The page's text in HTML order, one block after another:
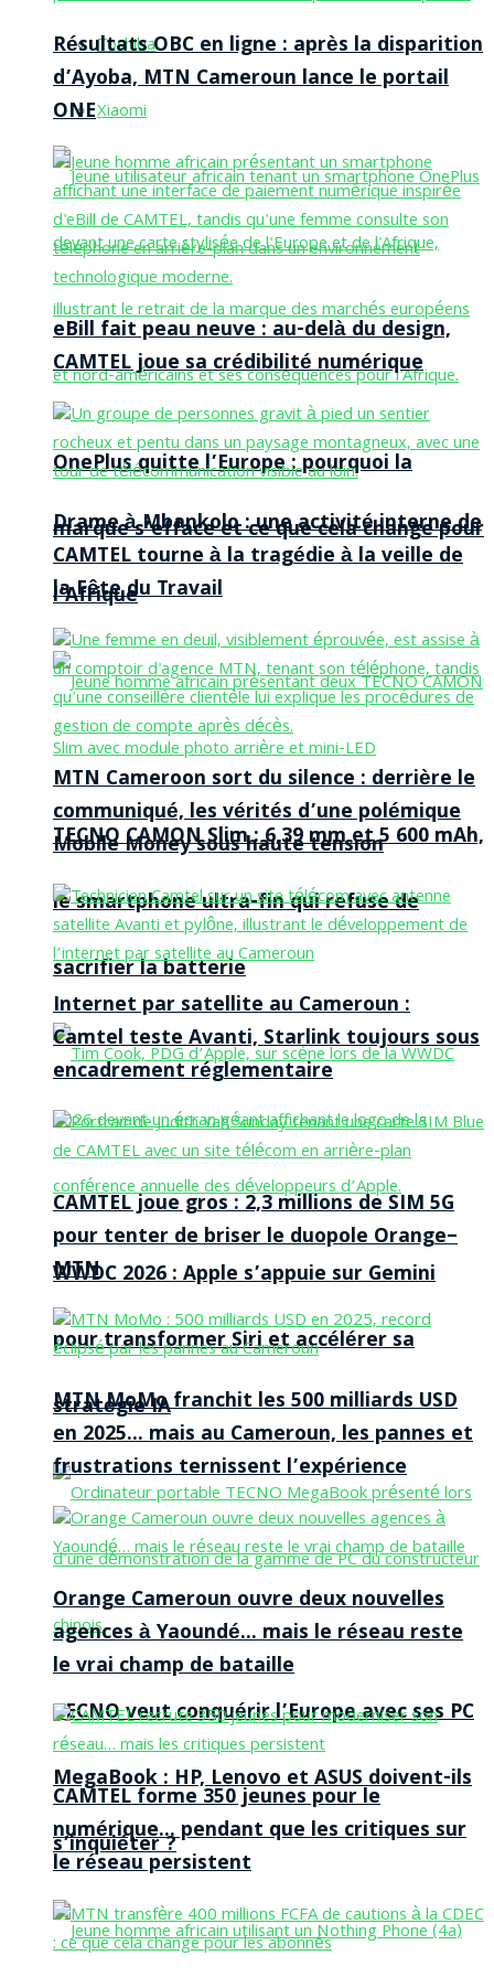
Toshiba
Xiaomi
OnePlus quitte l’Europe : pourquoi la
marque s’efface et ce que cela change pour
l’Afrique
TECNO CAMON Slim : 6,39 mm et 5 600 mAh,
le smartphone ultra-fin qui refuse de
sacrifier la batterie
WWDC 2026 : Apple s’appuie sur Gemini
pour transformer Siri et accélérer sa
stratégie IA
TECNO veut conquérir l’Europe avec ses PC
MegaBook : HP, Lenovo et ASUS doivent-ils
s’inquiéter ?
Résultats OBC en ligne : après la disparition
d’Ayoba, MTN Cameroun lance le portail
ONE
eBill fait peau neuve : au-delà du design,
CAMTEL joue sa crédibilité numérique
Drame à Mbankolo : une activité interne de
CAMTEL tourne à la tragédie à la veille de
la Fête du Travail
MTN Cameroon sort du silence : derrière le
communiqué, les vérités d’une polémique
Mobile Money sous haute tension
Internet par satellite au Cameroun :
Camtel teste Avanti, Starlink toujours sous
encadrement réglementaire
CAMTEL joue gros : 2,3 millions de SIM 5G
pour tenter de briser le duopole Orange–
MTN
MTN MoMo franchit les 500 milliards USD
en 2025… mais au Cameroun, les pannes et
frustrations ternissent l’expérience
Orange Cameroun ouvre deux nouvelles
agences à Yaoundé… mais le réseau reste
le vrai champ de bataille
CAMTEL forme 350 jeunes pour le
numérique… pendant que les critiques sur
le réseau persistent